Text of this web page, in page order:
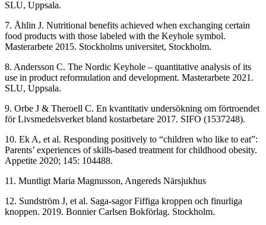
SLU, Uppsala.
7. Åhlin J. Nutritional benefits achieved when exchanging certain
food products with those labeled with the Keyhole symbol.
Masterarbete 2015. Stockholms universitet, Stockholm.
8. Andersson C. The Nordic Keyhole – quantitative analysis of its
use in product reformulation and development. Masterarbete 2021.
SLU, Uppsala.
9. Orbe J & Theroell C. En kvantitativ undersökning om förtroendet
för Livsmedelsverket bland kostarbetare 2017. SIFO (1537248).
10. Ek A, et al. Responding positively to “children who like to eat”:
Parents’ experiences of skills-based treatment for childhood obesity.
Appetite 2020; 145: 104488.
11. Muntligt Maria Magnusson, Angereds Närsjukhus
12. Sundström J, et al. Saga-sagor Fiffiga kroppen och finurliga
knoppen. 2019. Bonnier Carlsen Bokförlag. Stockholm.